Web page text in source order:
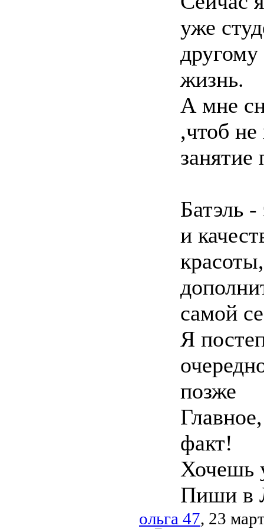
уже
другому
жизнь.
А мне
,чтоб
Батэль
и
самой
Я
позже
факт!
Хочешь
Пиши в
ольга 47, 23